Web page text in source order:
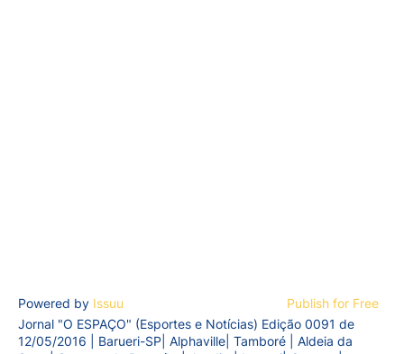
Powered by Issuu
Publish for Free
Jornal "O ESPAÇO" (Esportes e Notícias) Edição 0091 de
12/05/2016 | Barueri-SP| Alphaville| Tamboré | Aldeia da